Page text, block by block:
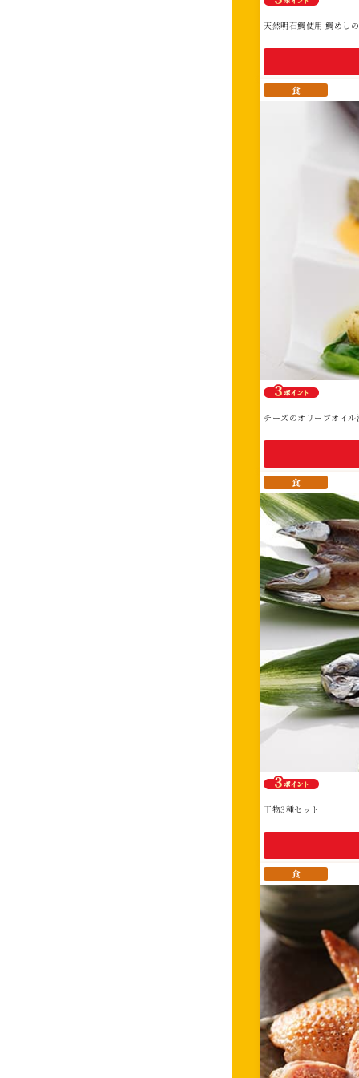
天然明石鯛使用 鯛めし
食
チーズのオリーブオイ
食
干物3種セット
食